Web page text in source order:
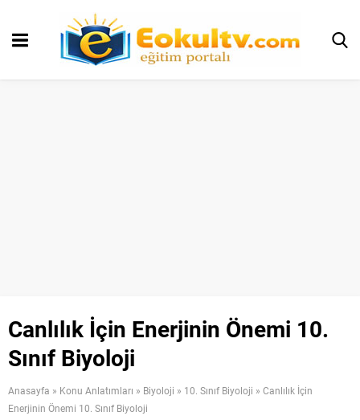
Canlılık İçin Enerjinin Önemi 10.
Sınıf Biyoloji
Anasayfa » Konu Anlatımları » Biyoloji » 10. Sınıf Biyoloji » Canlılık İçin
Enerjinin Önemi 10. Sınıf Biyoloji